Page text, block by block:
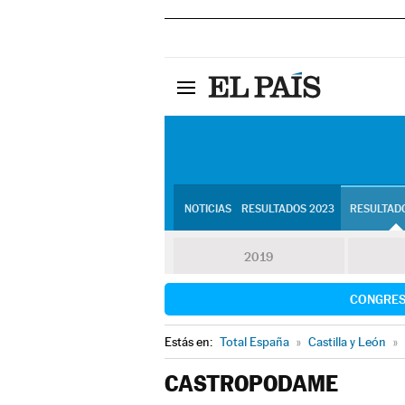
NOTICIAS RESULTADOS 2023
2019
Estás en: Total España » Castilla y León »
CASTROPODAME